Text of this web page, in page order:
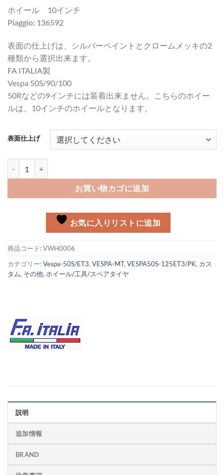
ホイール 10インチ
Piaggio; 136592
表面の仕上げは、シルバーペイントとクロームメッキの2
種類から選択出来ます。
FA ITALIA製
Vespa 50S/90/100
50Rなどの9インチには装着出来ません。こちらのホイー
ルは、10インチのホイールとなります。
表面仕上げ
お買い物カゴに追加
お気に入りリストに追加
商品コード:VWH0006
カテゴリー:Vespa-50S/ET3, VESPA-MT, VESPA50S-125ET3/PK, カス
タム, その他, ホイール/工具/スペアタイヤ
説明
追加情報
BRAND